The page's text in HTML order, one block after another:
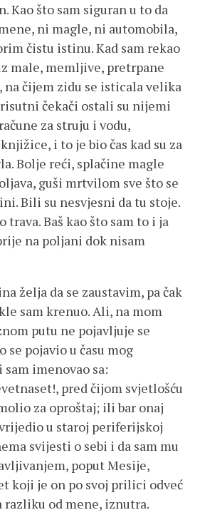
Kao što sam siguran u to da
ni magle, ni automobila,
čistu istinu. Kad sam rekao
male, memljive, pretrpane
čijem zidu se isticala velika
čekači ostali su nijemi
za struju i vodu,
i to je bio čas kad su za
Bolje reći, splačine magle
guši mrtvilom sve što se
Bili su nesvjesni da tu stoje.
trava. Baš kao što sam to i ja
na poljani dok nisam
želja da se zaustavim, pa čak
sam krenuo. Ali, na mom
putu ne pojavljuje se
se pojavio u času mog
sam imenovao sa:
pred čijom svjetlošću
za oproštaj; ili bar onaj
u staroj periferijskoj
svijesti o sebi i da sam mu
poput Mesije,
koji je on po svoj prilici odveć
razliku od mene, iznutra.